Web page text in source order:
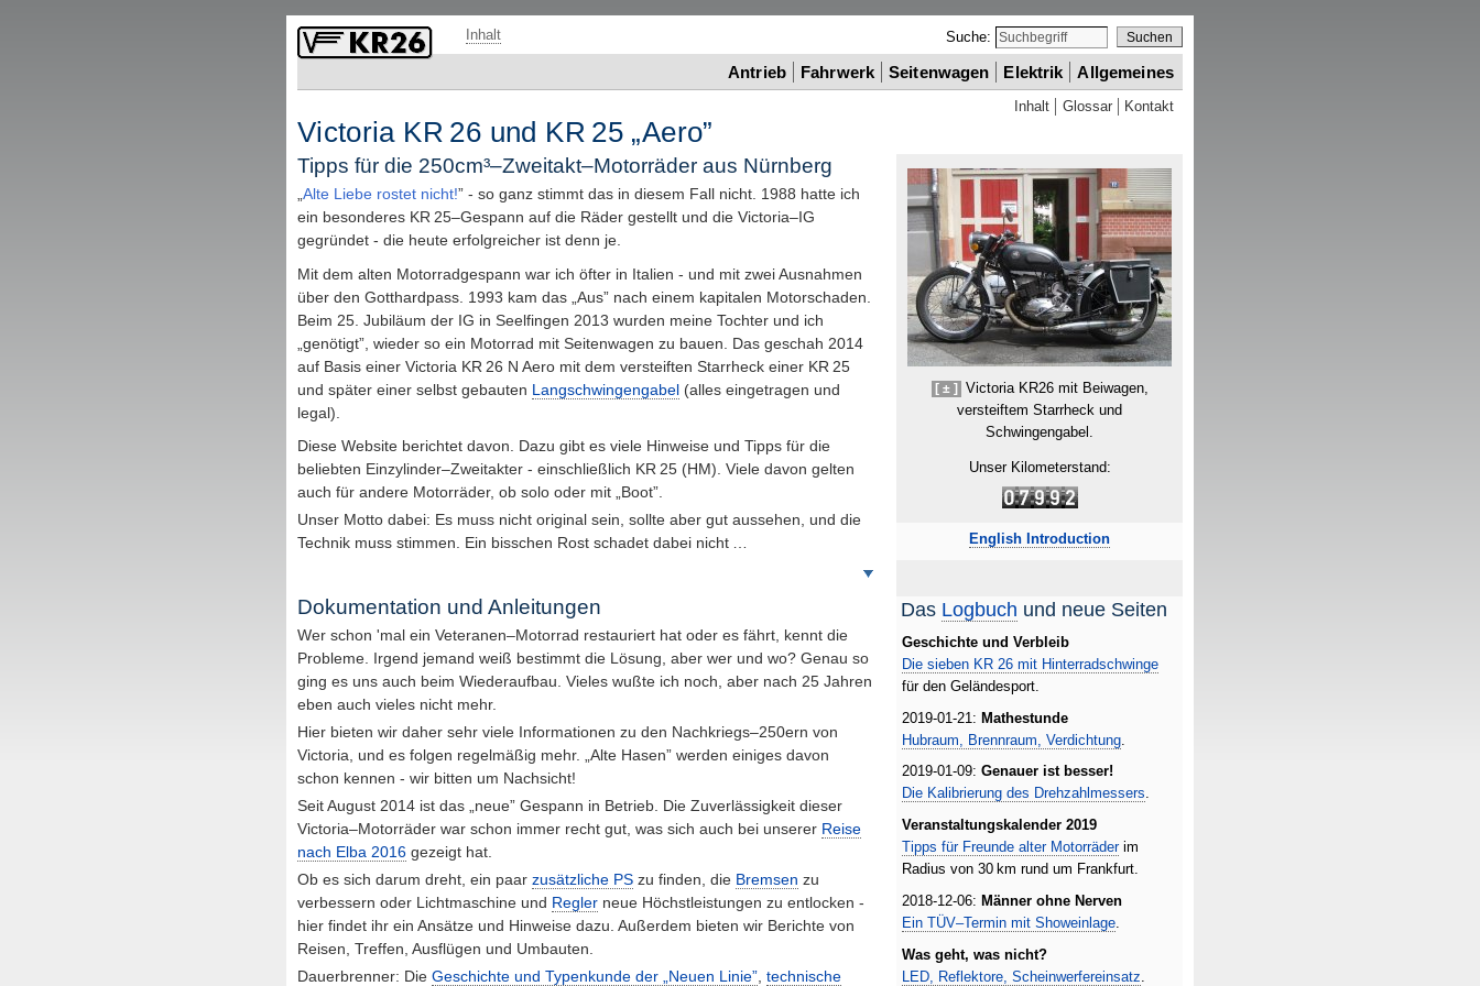
Inhalt Suche:
Antrieb Fahrwerk Seitenwagen Elektrik Allgemeines
Inhalt Glossar Kontakt
Victoria KR 26 und KR 25 „Aero”
Tipps für die 250cm³–Zweitakt–Motorräder aus Nürnberg
„Alte Liebe rostet nicht!” - so ganz stimmt das in diesem Fall nicht. 1988 hatte ich
ein besonderes KR25–Gespann auf die Räder gestellt und die Victoria–IG
gegründet - die heute erfolgreicher ist denn je.
Mit dem alten Motorradgespann war ich öfter in Italien - und mit zwei Ausnahmen
über den Gotthardpass. 1993 kam das „Aus” nach einem kapitalen Motorschaden.
Beim 25. Jubiläum der IG in Seelfingen 2013 wurden meine Tochter und ich
„genötigt”, wieder so ein Motorrad mit Seitenwagen zu bauen. Das geschah 2014
auf Basis einer Victoria KR 26 N Aero mit dem versteiften Starrheck einer KR 25
und später einer selbst gebauten Langschwingengabel(alles eingetragen und
legal).
Diese Websiteberichtet davon. Dazu gibt es viele Hinweise und Tipps für die
beliebten Einzylinder–Zweitakter - einschließlich KR25 (HM). Viele davon gelten
auch für andere Motorräder, ob solo oder mit „Boot”.
Unser Motto dabei: Es muss nicht original sein, sollte aber gut aussehen, und die
Technik muss stimmen. Ein bisschen Rost schadet dabei nicht …
[ ± ] Victoria KR26 mit Beiwagen,
versteiftem Starrheck und
Schwingengabel.
Unser Kilometerstand:
English Introduction
Dokumentation und Anleitungen
Wer schon 'mal ein Veteranen–Motorrad restauriert hat oder es fährt, kennt die
Probleme. Irgend jemand weiß bestimmt die Lösung, aber wer und wo? Genau so
ging es uns auch beim Wiederaufbau. Vieles wußte ich noch, aber nach 25 Jahren
eben auch vieles nicht mehr.
Hier bieten wir daher sehr viele Informationen zu den Nachkriegs–250ern von
Victoria, und es folgen regelmäßig mehr. „Alte Hasen” werden einiges davon
schon kennen - wir bitten um Nachsicht!
Seit August 2014 ist das „neue” Gespann in Betrieb. Die Zuverlässigkeit dieser
Victoria–Motorräder war schon immer recht gut, was sich auch bei unserer Reise
nach Elba 2016gezeigt hat.
Ob es sich darum dreht, ein paar zusätzliche PSzu finden, die Bremsen zu
verbessern oder Lichtmaschine und Reglerneue Höchstleistungen zu entlocken -
hier findet ihr ein Ansätze und Hinweise dazu. Außerdem bieten wir Berichte von
Reisen, Treffen, Ausflügen und Umbauten.
Dauerbrenner: Die Geschichte und Typenkunde der „Neuen Linie”, technische
Das Logbuch und neue Seiten
Geschichte und Verbleib
Die sieben KR 26 mit Hinterrad­schwinge
für den Geländesport.
2019-01-21:Mathestunde
Hubraum, Brennraum, Verdichtung
2019-01-09:Genauer ist besser!
Die Kalibrierung des Drehzahlmessers.
Veranstaltungskalender 2019
Tipps für Freunde alter Motorräderim
Radius von 30 km rund um Frankfurt.
2018-12-06: Männer ohne Nerven
EinTÜV–Termin mitShoweinlage.
Was geht, was nicht?
LED, Reflektore, Scheinwerfereinsatz.